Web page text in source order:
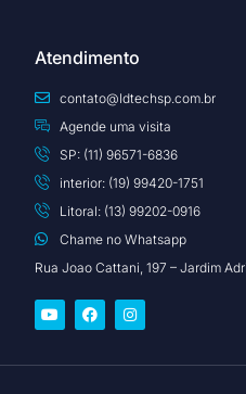
Atendimento
contato@ldtechsp.com.br
Agende uma visita
SP: (11) 96571-6836
interior: (19) 99420-1751
Litoral: (13) 99202-0916
Chame no Whatsapp
Rua Joao Cattani, 197 – Jardim